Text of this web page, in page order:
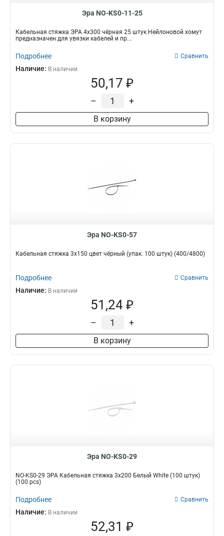
Эра NO-KS0-11-25
Кабельная стяжка ЭРА 4x300 чёрная 25 штук Нейлоновой хомут
предназначен для увязки кабелей и пр...
Подробнее Сравнить
Наличие: В наличии
50,17 ₽
– +
В корзину
Эра NO-KS0-57
Кабельная стяжка 3х150 цвет чёрный (упак. 100 штук) (400/4800)
Подробнее Сравнить
Наличие: В наличии
51,24 ₽
– +
В корзину
Эра NO-KS0-29
NO-KS0-29 ЭРА Кабельная стяжка 3x200 Белый White (100 штук)
(100 pcs)
Подробнее Сравнить
Наличие: В наличии
52,31 ₽